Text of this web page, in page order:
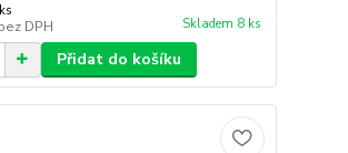
DPH Skladem 8 ks
Přidat do košíku